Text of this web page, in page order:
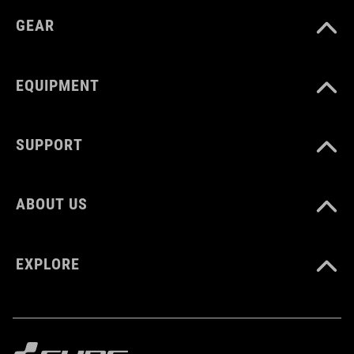
24 litres
GEAR
EQUIPMENT
SUPPORT
ABOUT US
EXPLORE